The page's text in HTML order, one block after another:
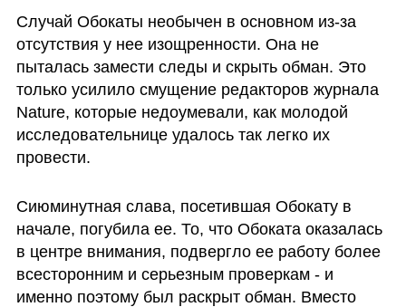
Случай Обокаты необычен в основном из-за
отсутствия у нее изощренности. Она не
пыталась замести следы и скрыть обман. Это
только усилило смущение редакторов журнала
Nature, которые недоумевали, как молодой
исследовательнице удалось так легко их
провести.
Сиюминутная слава, посетившая Обокату в
начале, погубила ее. То, что Обоката оказалась
в центре внимания, подвергло ее работу более
всесторонним и серьезным проверкам - и
именно поэтому был раскрыт обман. Вместо